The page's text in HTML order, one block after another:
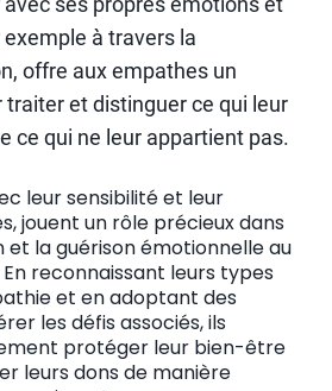
exemple à travers la
offre aux empathes un
traiter et distinguer ce qui leur
ce qui ne leur appartient pas.
leur sensibilité et leur
jouent un rôle précieux dans
et la guérison émotionnelle au
reconnaissant leurs types
et en adoptant des
les défis associés, ils
protéger leur bien-être
leurs dons de manière